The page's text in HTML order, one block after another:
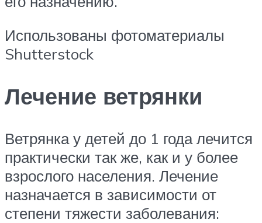
Использованы фотоматериалы
Shutterstock
Лечение ветрянки
Ветрянка у детей до 1 года лечится
практически так же, как и у более
взрослого населения. Лечение
назначается в зависимости от
степени тяжести заболевания: